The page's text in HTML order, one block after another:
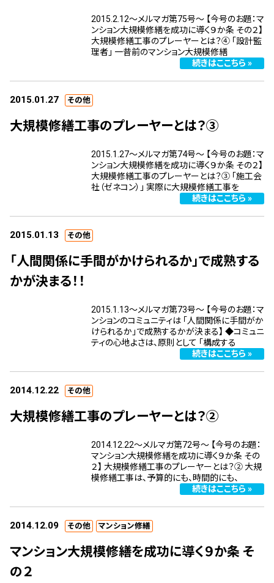
2015.2.12～メルマガ第75号～ 【今号のお題：マ
ンション大規模修繕を成功に導く９か条 その２】
大規模修繕工事のプレーヤーとは？④ ｢設計監
理者｣ 一昔前のマンション大規模修繕
続きはここちら »
2015.01.27 その他
大規模修繕工事のプレーヤーとは？③
2015.1.27～メルマガ第74号～ 【今号のお題：マ
ンション大規模修繕を成功に導く９か条 その２】
大規模修繕工事のプレーヤーとは？③ ｢施工会
社（ゼネコン）｣ 実際に大規模修繕工事を
続きはここちら »
2015.01.13 その他
「人間関係に手間がかけられるか」で成熟する
かが決まる！！
2015.1.13～メルマガ第73号～ 【今号のお題：マ
ンションのコミュニティは 「人間関係に手間がか
けられるか」で成熟するかが決まる】 ◆コミュニ
ティの心地よさは、原則として 「構成する
続きはここちら »
2014.12.22 その他
大規模修繕工事のプレーヤーとは？②
2014.12.22～メルマガ第72号～ 【今号のお題：
マンション大規模修繕を成功に導く９か条 その
２】 大規模修繕工事のプレーヤーとは？② 大規
模修繕工事は、予算的にも、時間的にも、
続きはここちら »
2014.12.09 その他 マンション修繕
マンション大規模修繕を成功に導く９か条 そ
の２